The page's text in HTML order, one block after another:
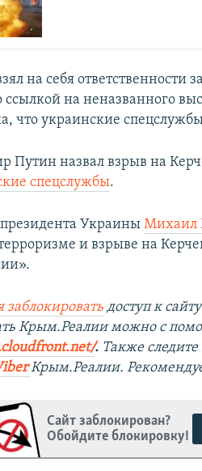
на себя ответственности
на неназванного
что украинские
Путин назвал взрыв на
спецслужбы.
УкраиныМихаил
и взрыве на
заблокировать доступ к
Крым.Реалии можно с
. ​ Также
Крым.Реалии.
Сайт заблокирован?
Обойдите блокировку!